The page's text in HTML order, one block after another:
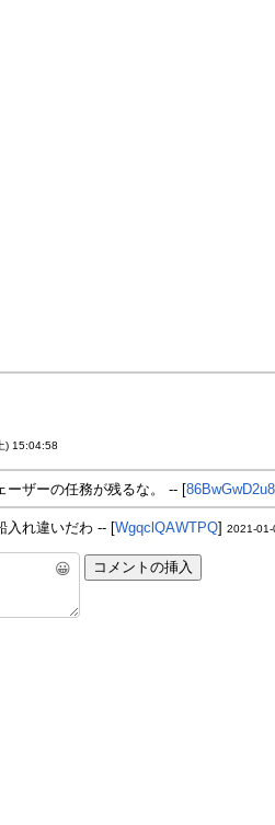
) 15:04:58
ーザーの任務が残るな。 -- [
入れ違いだわ -- [WgqclQAWTPQ] 2021-01-
😀